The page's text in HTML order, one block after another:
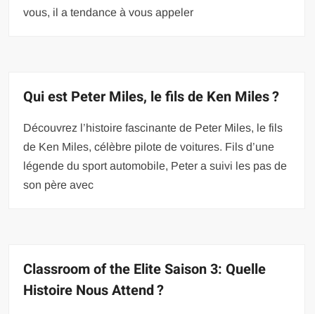
vous, il a tendance à vous appeler
Qui est Peter Miles, le fils de Ken Miles ?
Découvrez l’histoire fascinante de Peter Miles, le fils
de Ken Miles, célèbre pilote de voitures. Fils d’une
légende du sport automobile, Peter a suivi les pas de
son père avec
Classroom of the Elite Saison 3: Quelle
Histoire Nous Attend ?